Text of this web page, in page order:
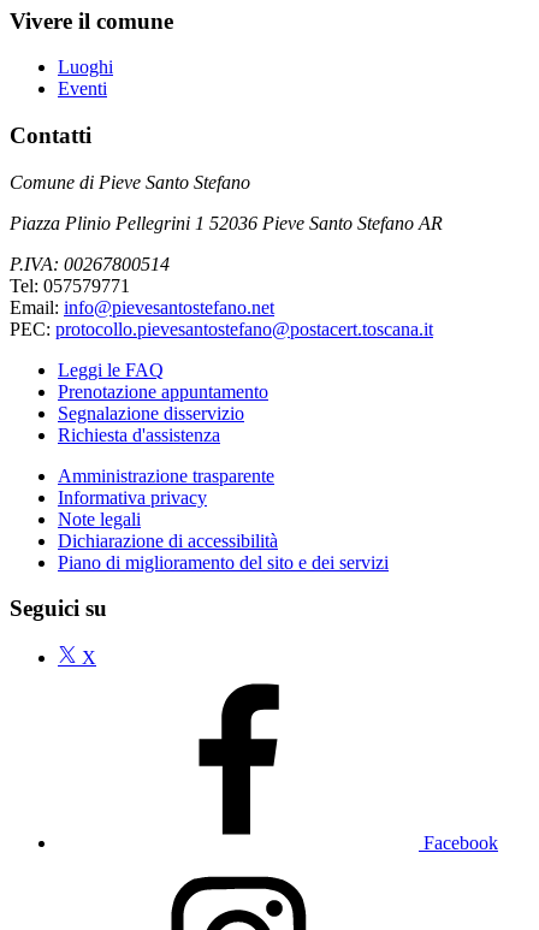
Vivere il comune
Luoghi
Eventi
Contatti
Comune di Pieve Santo Stefano
Piazza Plinio Pellegrini 1 52036 Pieve Santo Stefano AR
P.IVA: 00267800514
Tel: 057579771
Email: info@pievesantostefano.net
PEC: protocollo.pievesantostefano@postacert.toscana.it
Leggi le FAQ
Prenotazione appuntamento
Segnalazione disservizio
Richiesta d'assistenza
Amministrazione trasparente
Informativa privacy
Note legali
Dichiarazione di accessibilità
Piano di miglioramento del sito e dei servizi
Seguici su
X
Facebook